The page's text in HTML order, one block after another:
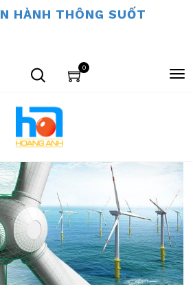
HÀNH THÔNG SUỐT
0